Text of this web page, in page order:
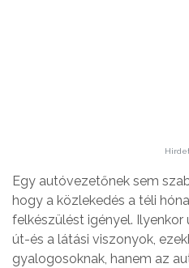
Egy autóvezetőnek sem
hogy a közlekedés a téli
felkészülést igényel.
út-és a látási viszonyok,
gyalogosoknak, hanem az